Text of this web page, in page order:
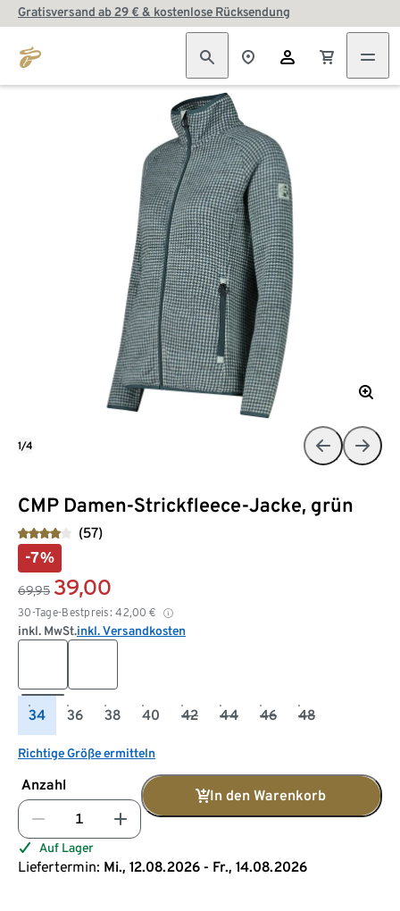
Gratisversand ab 29 € & kostenlose Rücksendung
CMP Damen-Strickfleece-Jacke, grün
(57)
-7%
69,95 39,00
30-Tage-Bestpreis: 42,00 €
inkl. MwSt.inkl. Versandkosten
34 36 38 40 42 44 46 48
Richtige Größe ermitteln
Anzahl
In den Warenkorb
Auf Lager
Liefertermin: Mi., 12.08.2026 - Fr., 14.08.2026
1/4